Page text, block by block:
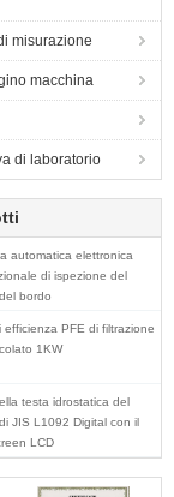
misurazione
macchina
di laboratorio
automatica elettronica
di ispezione del
bordo
efficienza PFE di filtrazione
1KW
testa idrostatica del
JIS L1092 Digital con il
LCD